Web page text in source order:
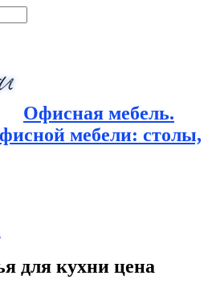
Офисная мебель.
мебели: столы,
для кухни цена